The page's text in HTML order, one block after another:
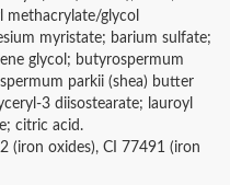
methacrylate/glycol
myristate; barium sulfate;
glycol; butyrospermum
parkii (shea) butter
3 diisostearate; lauroyl
citric acid.
(iron oxides), CI 77491 (iron